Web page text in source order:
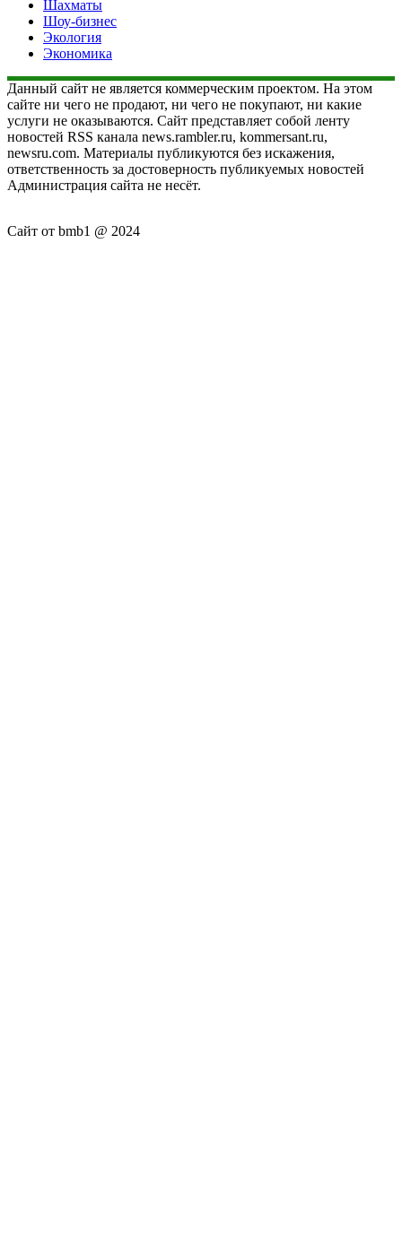
Шахматы
Шоу-бизнес
Экология
Экономика
Данный сайт не является коммерческим проектом. На этом
сайте ни чего не продают, ни чего не покупают, ни какие
услуги не оказываются. Сайт представляет собой ленту
новостей RSS канала news.rambler.ru, kommersant.ru,
newsru.com. Материалы публикуются без искажения,
ответственность за достоверность публикуемых новостей
Администрация сайта не несёт.
Сайт от bmb1 @ 2024